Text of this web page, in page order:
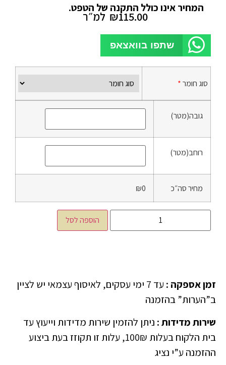
המחיר אינו כולל התקנה של הטפט.
₪115.00 למ״ר
שתפו בוואצאפ
סוג חומר*
גובה(מטר)
רוחב(מטר)
מחיר סה״כ ₪0
הוספה לסל
זמן אספקה :
עד 7 ימי עסקים, לאיסוף עצמאי יש לציין
ב”הערות” בהזמנה
שירות מדידות: ניתן להזמין שירות מדידות וייעוץ עד
בית הלקוח בעלות 100₪, עלות זו תקוזז בעת ביצוע
ההזמנה ע”י נציג